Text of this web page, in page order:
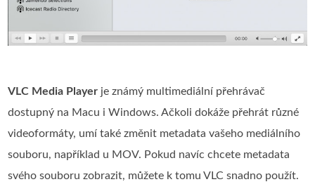
VLC Media Player je známý multimediální přehrávač
dostupný na Macu i Windows. Ačkoli dokáže přehrát různé
videoformáty, umí také změnit metadata vašeho mediálního
souboru, například u MOV. Pokud navíc chcete metadata
svého souboru zobrazit, můžete k tomu VLC snadno použít.